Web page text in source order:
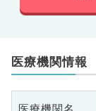
医療機関情報